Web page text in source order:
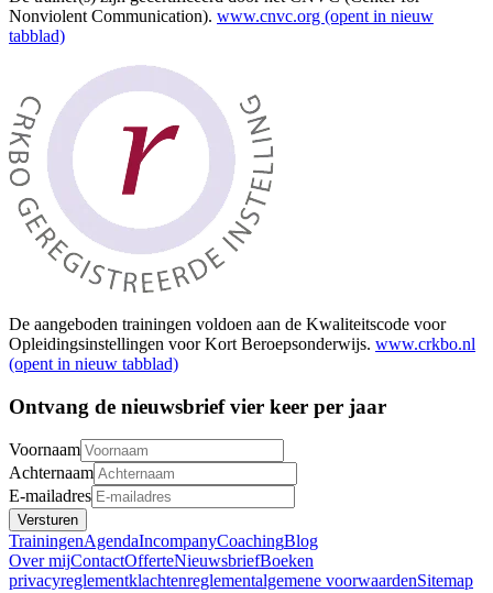
Nonviolent Communication). www.cnvc.org (opent in nieuw
tabblad)
De aangeboden trainingen voldoen aan de Kwaliteitscode voor
Opleidingsinstellingen voor Kort Beroepsonderwijs. www.crkbo.nl
(opent in nieuw tabblad)
Ontvang de nieuwsbrief vier keer per jaar
Voornaam
Achternaam
E-mailadres
Versturen
TrainingenAgendaIncompanyCoachingBlog
Over mijContactOfferteNieuwsbriefBoeken
privacyreglementklachtenreglementalgemene voorwaardenSitemap